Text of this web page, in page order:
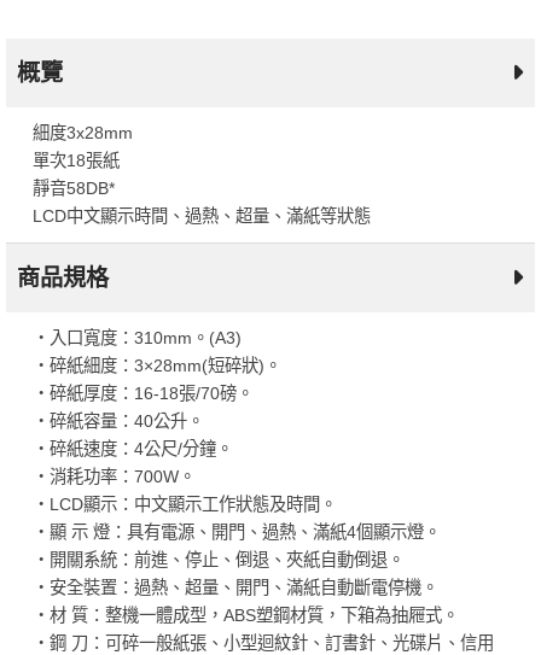
概覽
細度3x28mm
單次18張紙
靜音58DB*
LCD中文顯示時間、過熱、超量、滿紙等狀態
商品規格
‧入口寬度：310mm。(A3)
‧碎紙細度：3×28mm(短碎狀)。
‧碎紙厚度：16-18張/70磅。
‧碎紙容量：40公升。
‧碎紙速度：4公尺/分鐘。
‧消耗功率：700W。
‧LCD顯示：中文顯示工作狀態及時間。
‧顯 示 燈：具有電源、開門、過熱、滿紙4個顯示燈。
‧開關系統：前進、停止、倒退、夾紙自動倒退。
‧安全裝置：過熱、超量、開門、滿紙自動斷電停機。
‧材 質：整機一體成型，ABS塑鋼材質，下箱為抽屜式。
‧鋼 刀：可碎一般紙張、小型迴紋針、訂書針、光碟片、信用